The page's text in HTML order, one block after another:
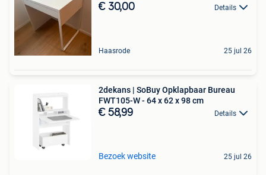
€ 30,00 Details
Haasrode 25 jul 26
2dekans | SoBuy Opklapbaar Bureau
FWT105-W - 64 x 62 x 98 cm
€ 58,99 Details
Bezoek website 25 jul 26